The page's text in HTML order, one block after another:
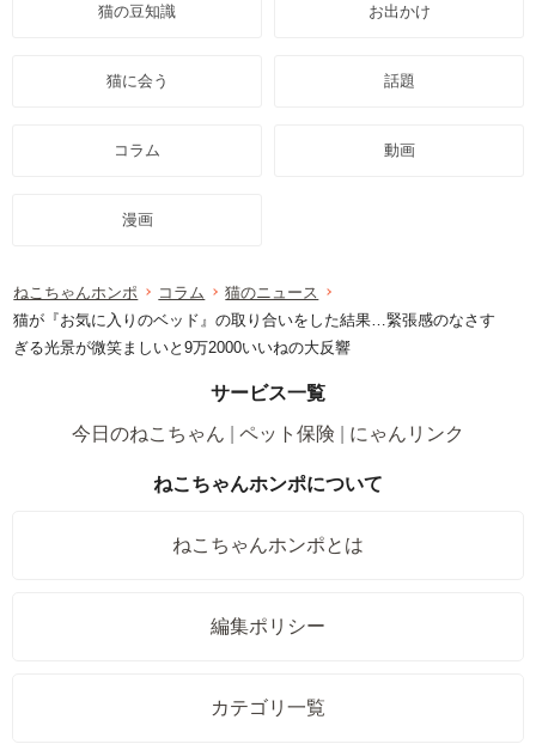
猫の豆知識 お出かけ
猫に会う 話題
コラム 動画
漫画
ねこちゃんホンポ コラム
猫のニュース
猫が『お気に入りのベッド』の取り合いをした結果…緊張感のなさす
ぎる光景が微笑ましいと9万2000いいねの大反響
サービス一覧
今日のねこちゃん
ペット保険 にゃんリンク
ねこちゃんホンポについて
ねこちゃんホンポとは
編集ポリシー
カテゴリ一覧